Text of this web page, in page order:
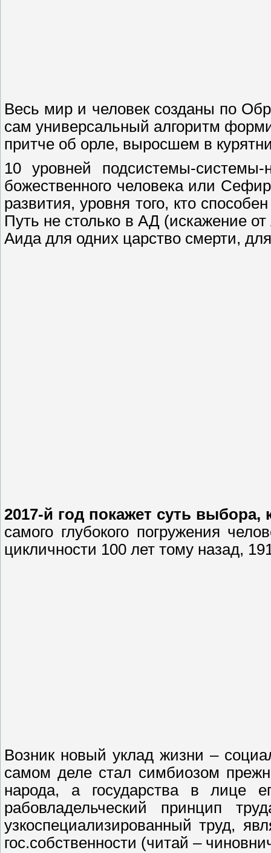
Весь мир и человек созданы по
сам универсальный алгоритм
притче об орле, выросшем в
10 уровней подсистемы-
божественного человека или
развития, уровня того, кто
Путь не столько в АД (искажение
Аида для одних царство смерти,
2017-й год покажет суть
самого глубокого погружения
цикличности 100 лет тому назад,
Возник новый уклад жизни –
самом деле стал симбиозом
народа, а государства в лице
рабовладельческий принцип
узкоспециализированный труд,
гос.собственности (читай –